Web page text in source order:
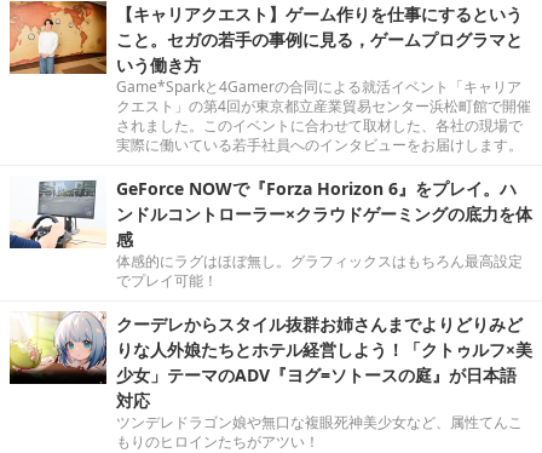
【キャリアクエスト】ゲーム作りを仕事にするという
こと。セガの若手の事例に見る，ゲームプログラマと
いう働き方
Game*Sparkと4Gamerの合同による就活イベント「キャリア
クエスト」の第4回が東京都立産業貿易センター浜松町館で開催
されました。このイベントに合わせて取材した、各社の現場で
実際に働いている若手社員へのインタビューをお届けします。
GeForce NOWで『Forza Horizon 6』をプレイ。ハ
ンドルコントローラー×クラウドゲーミングの底力を体
感
体感的にラグはほぼ無し。グラフィックスはもちろん最高設定
でプレイ可能！
クーデレからスタイル抜群お姉さんまでよりどりみど
りな人外娘たちとホテル経営しよう！「クトゥルフ×美
少女」テーマのADV『ヨグ=ソトースの庭』が日本語
対応
ツンデレドラゴン娘や無口な複眼死神美少女など、属性てんこ
もりのヒロインたちがアツい！